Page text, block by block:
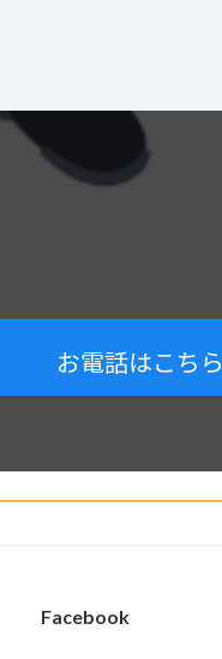
お電話はこちら
Facebook